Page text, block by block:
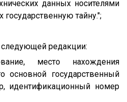
данных носителями
тайну.";
следующей редакции:
место нахождения
основной государственный
идентификационный номер